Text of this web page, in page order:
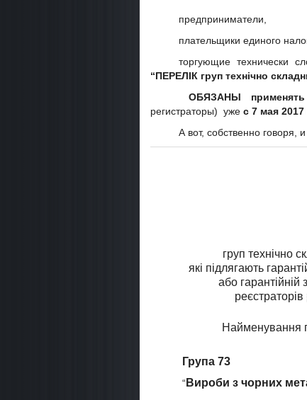
предприниматели,
плательщики единого
торгующие технически
“ПЕРЕЛІК груп технічно
ОБЯЗАНЫ
регистраторы) уже с 7 мая 2017
А вот, собственно говоря,
груп технічно
які підлягають
або гарантійній
Найменування
Група 73
“Вироби з чорних